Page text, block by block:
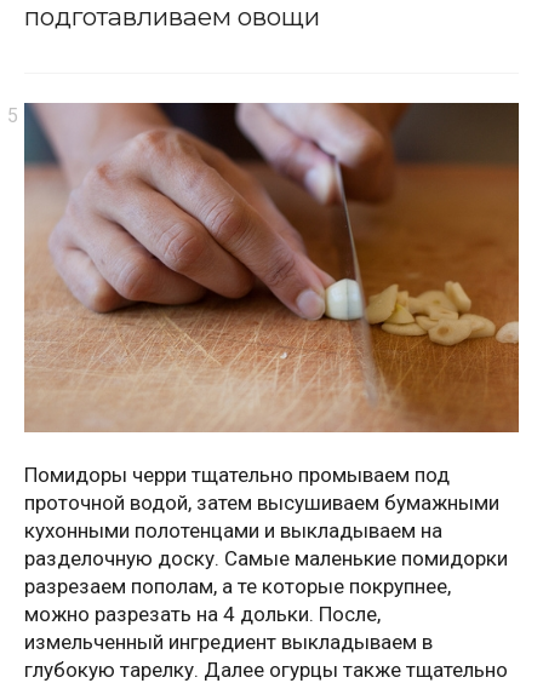
подготавливаем овощи
Помидоры черри тщательно промываем под
проточной водой, затем высушиваем бумажными
кухонными полотенцами и выкладываем на
разделочную доску. Самые маленькие помидорки
разрезаем пополам, а те которые покрупнее,
можно разрезать на 4 дольки. После,
измельченный ингредиент выкладываем в
глубокую тарелку. Далее огурцы также тщательно